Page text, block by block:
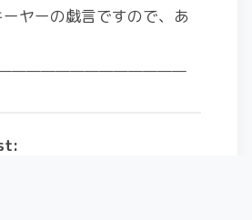
ヤーの戯言ですので、あ